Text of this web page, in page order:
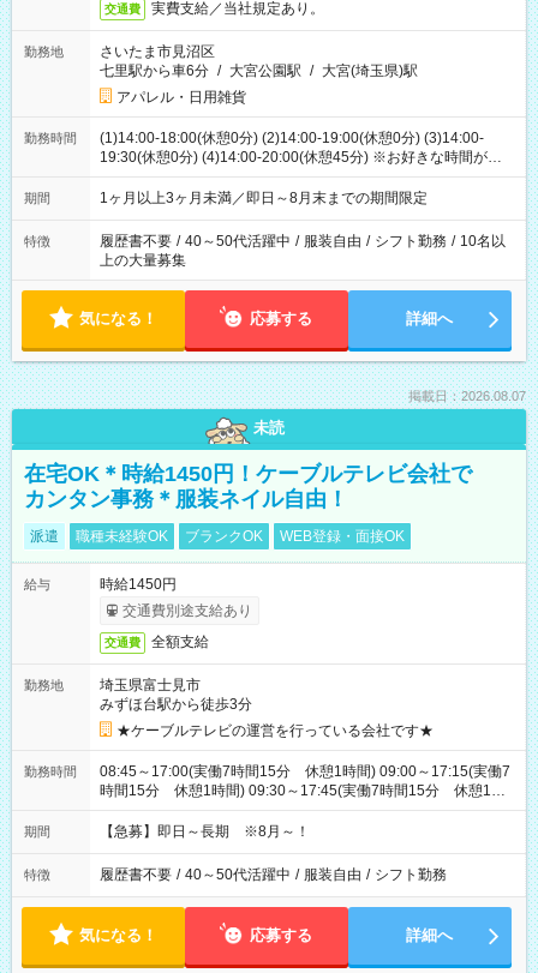
交通費 実費支給／当社規定あり。
勤務地
さいたま市見沼区
七里駅から車6分 / 大宮公園駅 / 大宮(埼玉県)駅
アパレル・日用雑貨
勤務時間
(1)14:00-18:00(休憩0分) (2)14:00-19:00(休憩0分) (3)14:00-
19:30(休憩0分) (4)14:00-20:00(休憩45分) ※お好きな時間が選べ
ます
期間 1ヶ月以上3ヶ月未満／即日～8月末までの期間限定
特徴 履歴書不要 / 40～50代活躍中 / 服装自由 / シフト勤務 / 10名以
上の大量募集
気になる！ 応募する 詳細へ
掲載日：2026.08.07
未読
在宅OK＊時給1450円！ケーブルテレビ会社で
カンタン事務＊服装ネイル自由！
派遣 職種未経験OK ブランクOK WEB登録・面接OK
給与
時給1450円
交通費別途支給あり
交通費 全額支給
勤務地
埼玉県富士見市
みずほ台駅から徒歩3分
★ケーブルテレビの運営を行っている会社です★
勤務時間
08:45～17:00(実働7時間15分 休憩1時間) 09:00～17:15(実働7
時間15分 休憩1時間) 09:30～17:45(実働7時間15分 休憩1時
間) ※11:45～20:00：週1回程度遅番あります(在宅勤務OK) ※配
属チームにより
期間 【急募】即日～長期 ※8月～！
特徴 履歴書不要 / 40～50代活躍中 / 服装自由 / シフト勤務
気になる！ 応募する 詳細へ